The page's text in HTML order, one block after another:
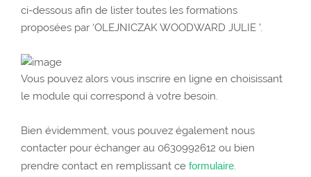
ci-dessous afin de lister toutes les formations
proposées par ‘OLEJNICZAK WOODWARD JULIE ’.
Vous pouvez alors vous inscrire en ligne en choisissant
le module qui correspond à votre besoin.
Bien évidemment, vous pouvez également nous
contacter pour échanger au 0630992612 ou bien
prendre contact en remplissant ce formulaire.